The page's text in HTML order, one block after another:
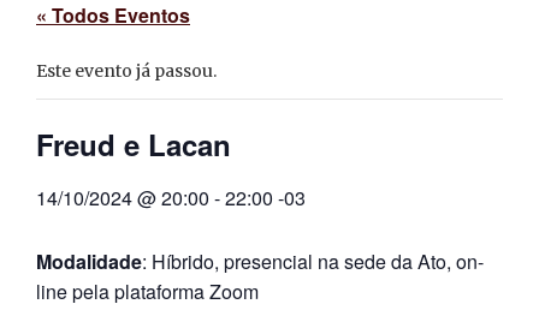
« Todos Eventos
Este evento já passou.
Freud e Lacan
14/10/2024 @ 20:00 -22:00 -03
Modalidade: Híbrido, presencial na sede da Ato, on-
line pela plataforma Zoom